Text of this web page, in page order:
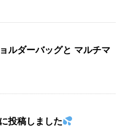
ルダーバッグと マルチマ
投稿しました